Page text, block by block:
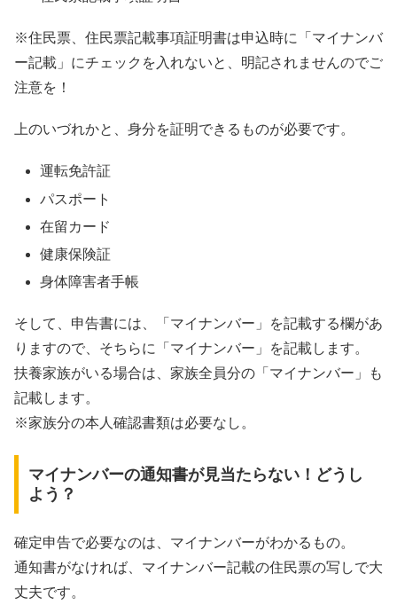
※住民票、住民票記載事項証明書は申込時に「マイナンバ
ー記載」にチェックを入れないと、明記されませんのでご
注意を！
上のいづれかと、身分を証明できるものが必要です。
運転免許証
パスポート
在留カード
健康保険証
身体障害者手帳
そして、申告書には、「マイナンバー」を記載する欄があ
りますので、そちらに「マイナンバー」を記載します。
扶養家族がいる場合は、家族全員分の「マイナンバー」も
記載します。
※家族分の本人確認書類は必要なし。
マイナンバーの通知書が見当たらない！どうし
よう？
確定申告で必要なのは、マイナンバーがわかるもの。
通知書がなければ、 マイナンバー記載の住民票の写しで大
丈夫です。